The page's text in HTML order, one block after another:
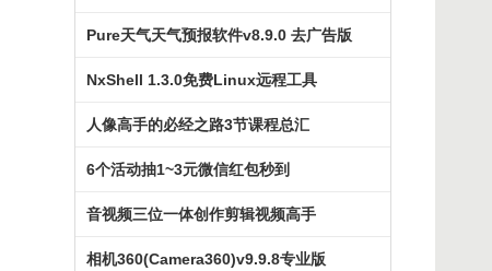
Pure天气天气预报软件v8.9.0 去广告版
NxShell 1.3.0免费Linux远程工具
人像高手的必经之路3节课程总汇
6个活动抽1~3元微信红包秒到
音视频三位一体创作剪辑视频高手
相机360(Camera360)v9.9.8专业版